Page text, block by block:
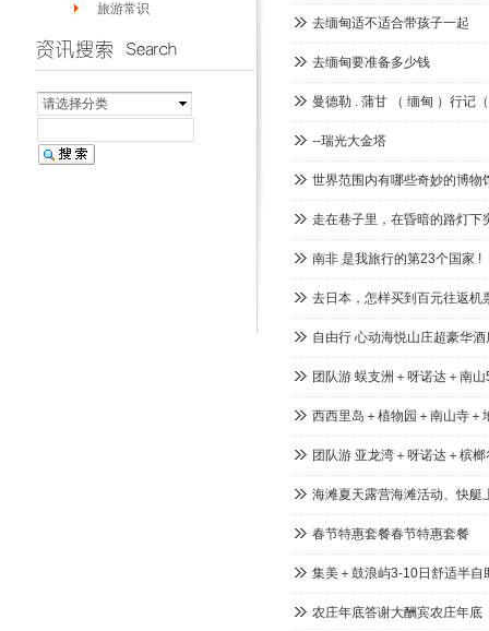
旅游常识
请选择分类
去缅甸适不适合带孩子一起
去缅甸要准备多少钱
曼德勒 . 蒲甘 （ 缅甸 ）行记
--瑞光大金塔
世界范围内有哪些奇妙的博物
走在巷子里，在昏暗的路灯下
南非 是我旅行的第23个国家 !
去日本，怎样买到百元往返机
自由行 心动海悦山庄超豪华
团队游 蜈支洲＋呀诺达＋南
西西里岛＋植物园＋南山寺＋
团队游 亚龙湾＋呀诺达＋槟
海滩夏天露营海滩活动、快艇
春节特惠套餐春节特惠套餐
集美＋鼓浪屿3-10日舒适半自
农庄年底答谢大酬宾农庄年底